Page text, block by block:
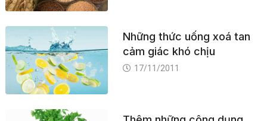
Những thức uống xoá tan
cảm giác khó chịu
17/11/2011